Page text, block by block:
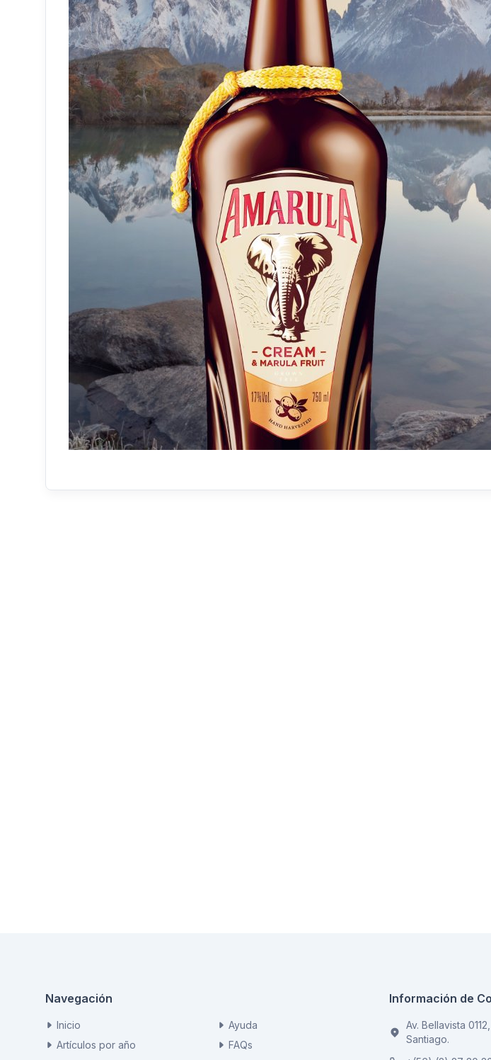
Navegación
Inicio
Artículos por año
Ayuda
FAQs
Información de
Av. Bellavista
Santiago.